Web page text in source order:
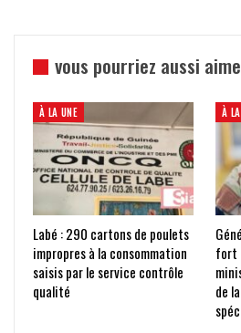
vous pourriez aussi
À LA UNE
Labé : 290 cartons de poulets
impropres à la consommation
saisis par le service contrôle
qualité
À
fort
de